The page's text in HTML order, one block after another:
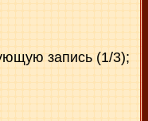
запись (1/3);